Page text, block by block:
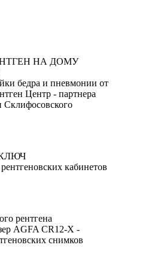
НА ДОМУ
бедра и пневмонии от
Центр - партнера
Склифосовского
кабинетов
рентгена
AGFA CR12-X -
снимков